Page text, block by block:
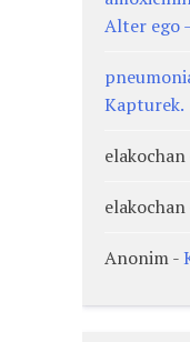
Alter ego
Kapturek.
elakochan
elakochan
Anonim-